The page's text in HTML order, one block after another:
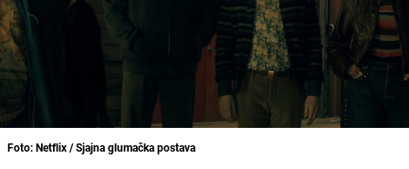
Foto: Netflix / Sjajna glumačka postava